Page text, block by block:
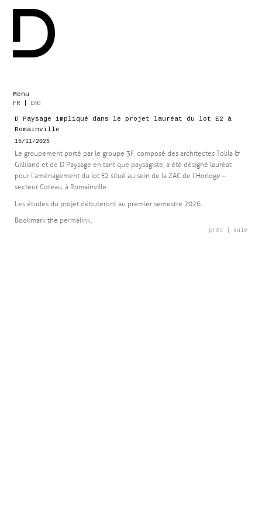
Menu
Skip
content
FR ENG
D Paysage impliqué dans le projet lauréat du lot E2 à
Romainville
15/11/2025
Le groupement porté par le groupe 3F, composé des architectes Tolila &
Gilliland et de D Paysage en tant que paysagiste, a été désigné lauréat
pour l’aménagement du lot E2 situé au sein de la ZAC de l’Horloge –
secteur Coteau, à Romainville.
Les études du projet débuteront au premier semestre 2026.
Bookmark the permalink.
Post
préc suiv